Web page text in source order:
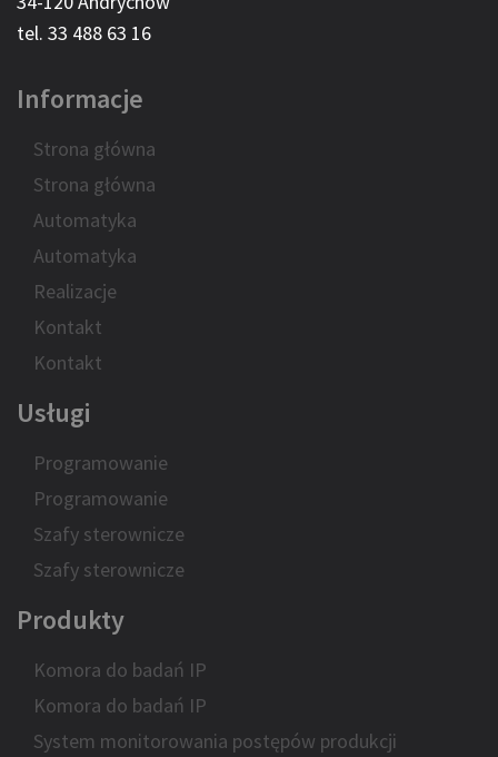
tel. 33 488 63 16
Informacje
Strona główna
Strona główna
Automatyka
Automatyka
Realizacje
Kontakt
Kontakt
Usługi
Programowanie
Programowanie
Szafy sterownicze
Szafy sterownicze
Produkty
Komora do badań IP
Komora do badań IP
System monitorowania postępów produkcji